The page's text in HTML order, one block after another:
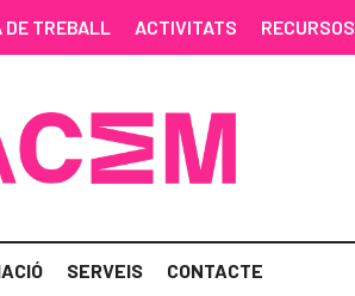
DE TREBALL ACTIVITATS RECURSOS
SERVEIS CONTACTE